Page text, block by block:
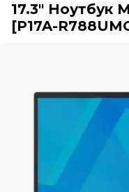
17.3" Ноутбук
[P17A-